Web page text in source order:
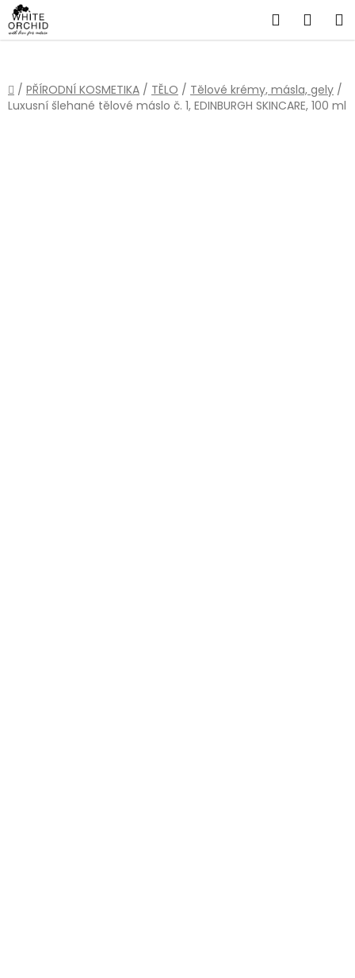
Přejít
na
obsah
Hledat
Domů
/ PŘÍRODNÍ KOSMETIKA / TĚLO / Tělové krémy, másla, gely /
Luxusní šlehané tělové máslo č. 1, EDINBURGH SKINCARE, 100 ml